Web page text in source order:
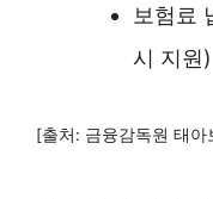
보험료
시 지원)
[출처: 금융감독원 태